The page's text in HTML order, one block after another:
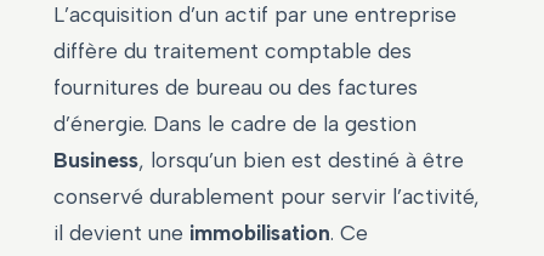
L’acquisition d’un actif par une entreprise
diffère du traitement comptable des
fournitures de bureau ou des factures
d’énergie. Dans le cadre de la gestion
Business, lorsqu’un bien est destiné à être
conservé durablement pour servir l’activité,
il devient une immobilisation. Ce